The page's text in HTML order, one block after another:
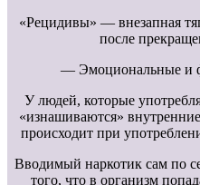
«Рецидивы» — внезапная
после
— Эмоциональные и
У людей, которые
«изнашиваются»
происходит при
Вводимый наркотик сам по
того, что в организм